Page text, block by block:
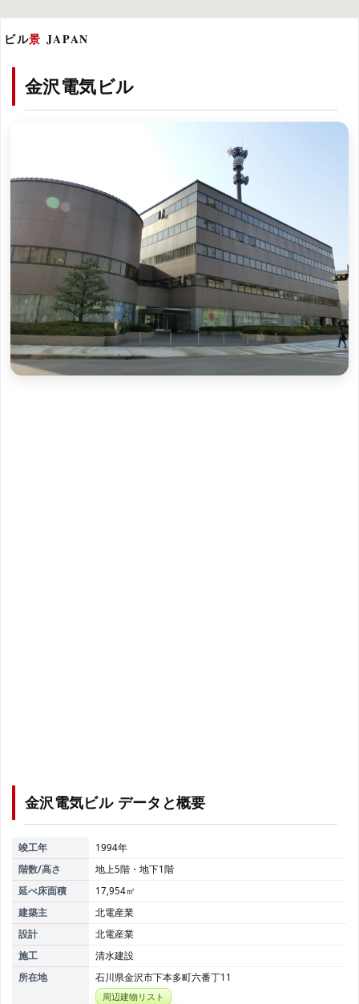
ビル景 JAPAN
金沢電気ビル
金沢電気ビル データと概要
竣工年
1994年
階数/高さ
地上5階・地下1階
延べ床面積
17,954㎡
建築主
北電産業
設計
北電産業
施工
清水建設
所在地
石川県金沢市下本多町六番丁11
周辺建物リスト